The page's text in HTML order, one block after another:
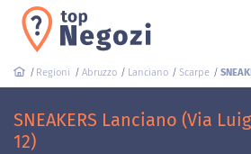
Regioni Abruzzo Lanciano Scarpe
SNEAKERS Lanciano (Via
12)